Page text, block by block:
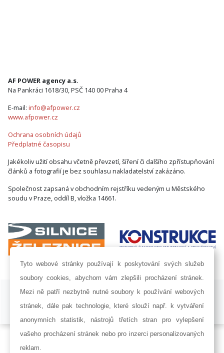
AF POWER agency a.s.
Na Pankráci 1618/30, PSČ 140 00 Praha 4
E-mail: info@afpower.cz
www.afpower.cz
Ochrana osobních údajů
Předplatné časopisu
Jakékoliv užití obsahu včetně převzetí, šíření či dalšího zpřístupňování
článků a fotografií je bez souhlasu nakladatelství zakázáno.
Společnost zapsaná v obchodním rejstříku vedeným u Městského
soudu v Praze, oddíl B, vložka 14661.
ISSN 1802-8535 © 2009 - 2026 AF POWER agency a.s. |
Nastavení
Developed by:
Railsformers s.r.o.
Tyto webové stránky používají k poskytování svých služeb
soubory cookies, abychom vám zlepšili procházení stránek.
Mezi ně patří nezbytně nutné soubory k používání webových
stránek, dále pak technologie, které slouží např. k vytváření
anonymních statistik, nástrojů třetích stran pro vylepšení
vašeho procházení stránek nebo pro inzerci personalizovaných
reklam.